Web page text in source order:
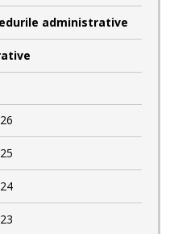
administrative